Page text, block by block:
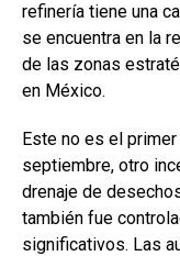
refinería tiene una
se encuentra en la
de las zonas
en México.
Este no es el
septiembre, otro
drenaje de
también fue
significativos. Las